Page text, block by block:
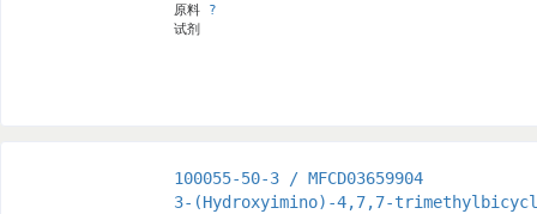
原料 ?
试剂
100055-50-3 / MFCD03659904
3-(Hydroxyimino)-4,7,7-